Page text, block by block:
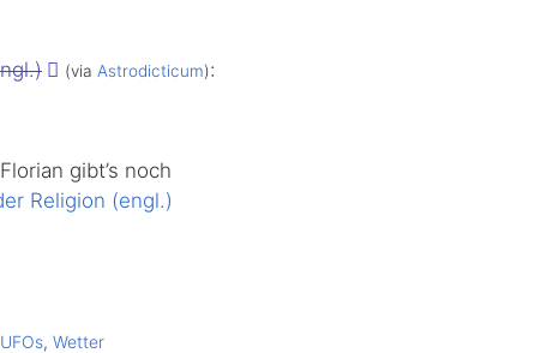
(via Astrodicticum):
gibt’s noch
Religion (engl.)
UFOs, Wetter